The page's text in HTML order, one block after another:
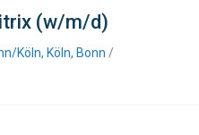
(w/m/d)
Köln, Köln, Bonn /